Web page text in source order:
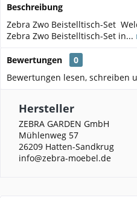
Beschreibung
Zebra Zwo Beistelltisch-Set
Zebra Zwo Beistelltisch-Set in...
Bewertungen
0
Bewertungen lesen, schreiben
Hersteller
ZEBRA GARDEN GmbH
Mühlenweg 57
26209 Hatten-Sandkrug
info@zebra-moebel.de